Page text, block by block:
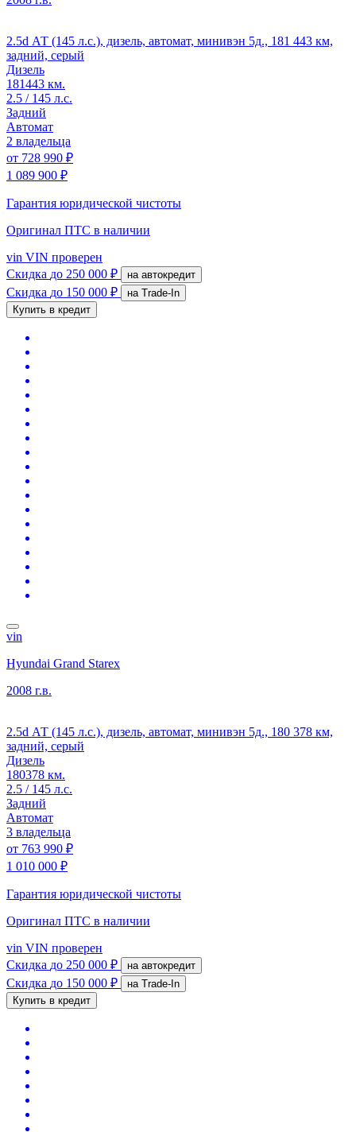
2.5d АТ (145 л.с.), дизель, автомат, минивэн 5д., 181 443 км,
задний, серый
Дизель
181443 км.
2.5 / 145 л.с.
Задний
Автомат
2 владельца
от 728 990 ₽
1 089 900 ₽
Гарантия юридической чистоты
Оригинал ПТС в наличии
vin VIN проверен
Скидка до 250 000 ₽ на автокредит
Скидка до 150 000 ₽
на Trade-In
Купить в кредит
vin
Hyundai Grand Starex
2008 г.в.
2.5d АТ (145 л.с.), дизель, автомат, минивэн 5д., 180 378 км,
задний, серый
Дизель
180378 км.
2.5 / 145 л.с.
Задний
Автомат
3 владельца
от 763 990 ₽
1 010 000 ₽
Гарантия юридической чистоты
Оригинал ПТС в наличии
vin VIN проверен
Скидка до 250 000 ₽ на автокредит
Скидка до 150 000 ₽
на Trade-In
Купить в кредит